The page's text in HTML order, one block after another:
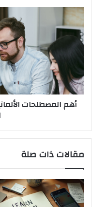
أهم
المصطلحات
الألمانية
للحصول
موعد
في
مكتب
المواطنين
أهم المصطلحات
مقالات ذات صلة